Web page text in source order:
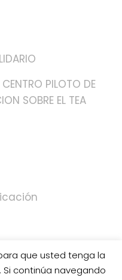
PILOTO DE
SOBRE EL TEA
que usted tenga la
continúa navegando